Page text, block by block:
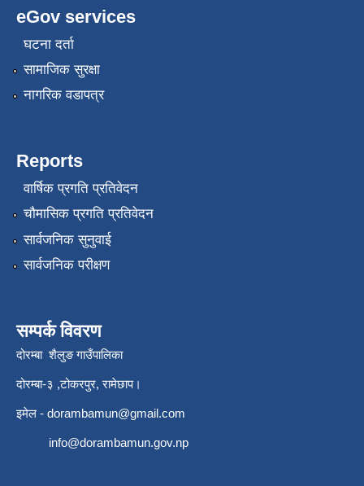
eGov services
घटना दर्ता
सामाजिक सुरक्षा
नागरिक वडापत्र
Reports
वार्षिक प्रगति प्रतिवेदन
चौमासिक प्रगति प्रतिवेदन
सार्वजनिक सुनुवाई
सार्वजनिक परीक्षण
सम्पर्क विवरण
दोरम्बा शैलुङ गाउँपालिका
दोरम्बा-३ ,टोकरपुर, रामेछाप।
इमेल - dorambamun@gmail.com
info@dorambamun.gov.np